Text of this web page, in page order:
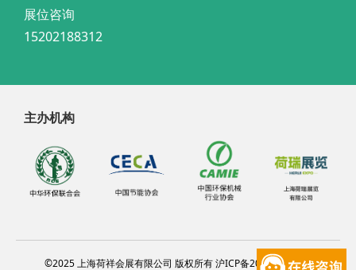
展位咨询
15202188312
主办机构
©2025 上海荷祥会展有限公司 版权所有 沪ICP备20012314号-4